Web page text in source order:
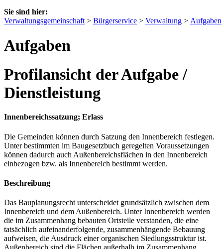
Sie sind hier:
Verwaltungsgemeinschaft > Bürgerservice > Verwaltung > Aufgaben
Aufgaben
Profilansicht der Aufgabe /
Dienstleistung
Innenbereichssatzung; Erlass
Die Gemeinden können durch Satzung den Innenbereich festlegen.
Unter bestimmten im Baugesetzbuch geregelten Voraussetzungen
können dadurch auch Außenbereichsflächen in den Innenbereich
einbezogen bzw. als Innenbereich bestimmt werden.
Beschreibung
Das Bauplanungsrecht unterscheidet grundsätzlich zwischen dem
Innenbereich und dem Außenbereich. Unter Innenbereich werden
die im Zusammenhang bebauten Ortsteile verstanden, die eine
tatsächlich aufeinanderfolgende, zusammenhängende Bebauung
aufweisen, die Ausdruck einer organischen Siedlungsstruktur ist.